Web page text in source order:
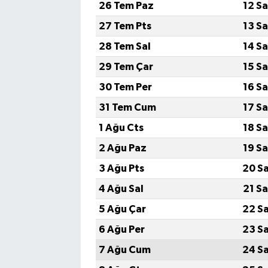
26 Tem Paz
12
27 Tem Pts
13
28 Tem Sal
14
29 Tem Çar
15
30 Tem Per
16
31 Tem Cum
17
1 Ağu Cts
18
2 Ağu Paz
19
3 Ağu Pts
20
4 Ağu Sal
21
5 Ağu Çar
22
6 Ağu Per
23
7 Ağu Cum
24
KÜLTÜR SANAT